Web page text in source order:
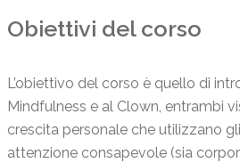
Obiettivi del corso
L’obiettivo del corso è quello di
Mindfulness e al Clown, entrambi
crescita personale che utilizzano
attenzione consapevole (sia